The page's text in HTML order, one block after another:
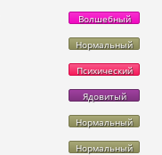
Волшебный
Нормальный
Психический
Ядовитый
Нормальный
Нормальный